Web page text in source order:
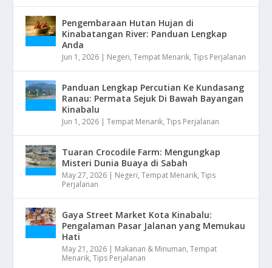
Pengembaraan Hutan Hujan di
Kinabatangan River: Panduan Lengkap
Anda
Jun 1, 2026 | Negeri,Tempat Menarik,Tips Perjalanan
Panduan Lengkap Percutian Ke Kundasang
Ranau: Permata Sejuk Di Bawah Bayangan
Kinabalu
Jun 1, 2026 |Tempat Menarik,Tips Perjalanan
Tuaran Crocodile Farm: Mengungkap
Misteri Dunia Buaya di Sabah
May 27, 2026 | Negeri,Tempat Menarik,Tips
Perjalanan
Gaya Street Market Kota Kinabalu:
Pengalaman Pasar Jalanan yang Memukau
Hati
May 21, 2026 | Makanan & Minuman,Tempat
Menarik,Tips Perjalanan